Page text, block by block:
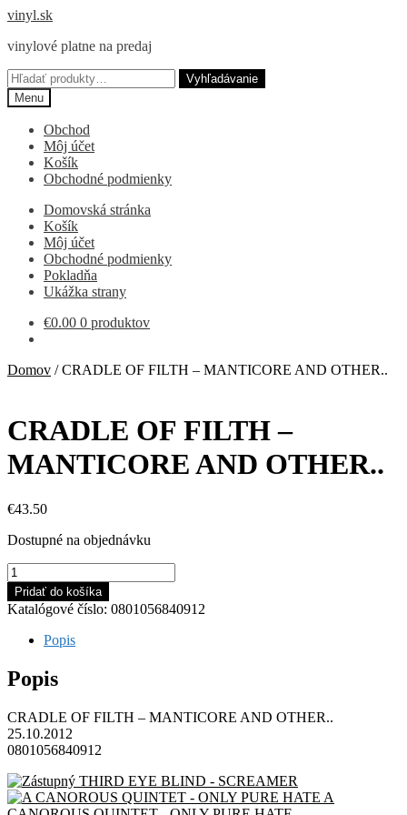
Preskočiť
navigáciu
Preskočiť
obsah
vinyl.sk
vinylové platne na predaj
Hľadať:
Vyhľadávanie
Menu
Obchod
Môj účet
Košík
Obchodné podmienky
Domovská stránka
Košík
Môj účet
Obchodné podmienky
Pokladňa
Ukážka strany
€0.00 0 produktov
Domov /CRADLE OF FILTH – MANTICORE AND OTHER..
CRADLE OF FILTH –
MANTICORE AND OTHER..
€43.50
Dostupné na objednávku
množstvo
CRADLE
OF
FILTH
MANTICORE
AND
OTHER..
Pridať do košíka
Katalógové číslo: 0801056840912
Popis
Popis
CRADLE OF FILTH – MANTICORE AND OTHER..
25.10.2012
0801056840912
THIRD EYE BLIND - SCREAMER
A